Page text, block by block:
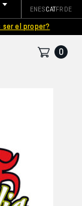
ser el proper?
ENESCATFR DE
0